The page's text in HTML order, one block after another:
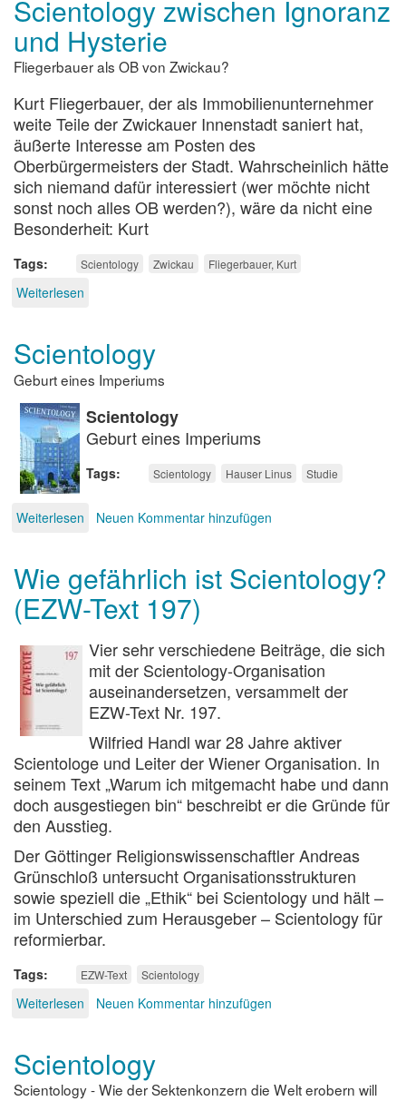
Scientology zwischen Ignoranz
und Hysterie
Fliegerbauer als OB von Zwickau?
Kurt Fliegerbauer, der als Immobilienunternehmer
weite Teile der Zwickauer Innenstadt saniert hat,
äußerte Interesse am Posten des
Oberbürgermeisters der Stadt. Wahrscheinlich hätte
sich niemand dafür interessiert (wer möchte nicht
sonst noch alles OB werden?), wäre da nicht eine
Besonderheit: Kurt
Tags Scientology Zwickau Fliegerbauer, Kurt
Weiterlesen
Ignoranz
und
Hysterie
Scientology
Geburt eines Imperiums
Scientology
Geburt eines Imperiums
Tags Scientology Hauser Linus Studie
Weiterlesen über
Neuen Kommentar hinzufügen
Wie gefährlich ist Scientology?
(EZW-Text 197)
Vier sehr verschiedene Beiträge, die sich
mit der Scientology-Organisation
auseinandersetzen, versammelt der
EZW-Text Nr. 197.
Wilfried Handl war 28 Jahre aktiver
Scientologe und Leiter der Wiener Organisation. In
seinem Text „Warum ich mitgemacht habe und dann
doch ausgestiegen bin“ beschreibt er die Gründe für
den Ausstieg.
Der Göttinger Religionswissenschaftler Andreas
Grünschloß untersucht Organisationsstrukturen
sowie speziell die „Ethik“ bei Scientology und hält –
im Unterschied zum Herausgeber – Scientology für
reformierbar.
Tags EZW-Text Scientology
Weiterlesen über
ist
Scientology?
(EZW-
Neuen Kommentar hinzufügen
Scientology
Scientology - Wie der Sektenkonzern die Welt erobern will